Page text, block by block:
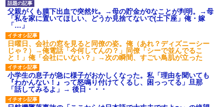
父親がくも膜下出血で突然ﾀﾋ。→母の貯金が0なことが判明。→母
「私を家に置いてほしい、どうか見捨てないで(土下座」俺・嫁
「…」
日曜日、会社の窓を見ると同僚の姿。俺（あれ？ディズニーシー
じゃ？）→俺電話「今何してんの？」同僚「シーで並んでるこ
と！」俺「会社にいない？」→次の瞬間、すごい鳥肌が立った
小学生の息子が急に様子がおかしくなった。私「理由を聞いても
『わかんない！』って怒鳴り付けてくるし、困っってる」旦那
「話してみるよ」→ 後日・・・